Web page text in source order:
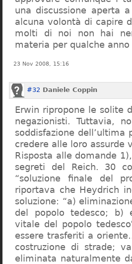
una discussione aperta
alcuna volontà di capire
molti di noi non hai
materia per qualche
23 Nov 2008, 15:16
#32 Daniele Coppin
Erwin ripropone le solite
negazionisti. Tuttavia,
soddisfazione
credere alle loro assurde
Risposta alle domande
segreti del Reich. 30
“soluzione finale del
riportava che Heydrich
soluzione: “a)
del popolo tedesco; b)
vitale del popolo
essere trasferiti a
costruzione di strade;
eliminata naturalmente